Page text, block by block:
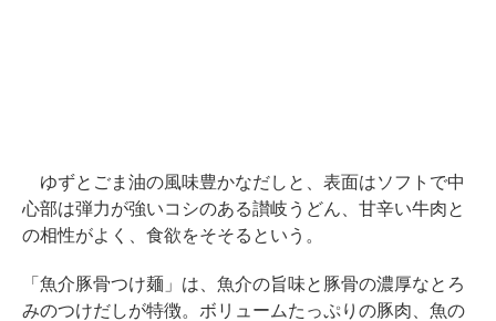
ゆずとごま油の風味豊かなだしと、表面はソフトで中
心部は弾力が強いコシのある讃岐うどん、甘辛い牛肉と
の相性がよく、食欲をそそるという。
「魚介豚骨つけ麺」は、魚介の旨味と豚骨の濃厚なとろ
みのつけだしが特徴。ボリュームたっぷりの豚肉、魚の